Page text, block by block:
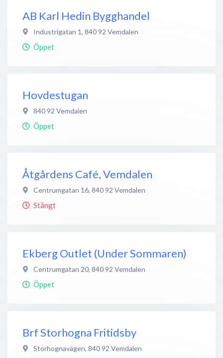
AB Karl Hedin Bygghandel
Industrigatan 1, 840 92 Vemdalen
Öppet
Hovdestugan
840 92 Vemdalen
Öppet
Åtgårdens Café, Vemdalen
Centrumgatan 16, 840 92 Vemdalen
Stängt
Ekberg Outlet (Under Sommaren)
Centrumgatan 20, 840 92 Vemdalen
Öppet
Brf Storhogna Fritidsby
Storhognavägen, 840 92 Vemdalen